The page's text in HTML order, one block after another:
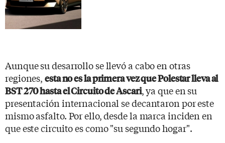
Aunque su desarrollo se llevó a cabo en otras
regiones,esta no es la primera vez que Polestar lleva al
BST 270 hasta el Circuito de Ascari, ya que en su
presentación internacional se decantaron por este
mismo asfalto. Por ello, desde la marca inciden en
que este circuito es como "su segundo hogar".